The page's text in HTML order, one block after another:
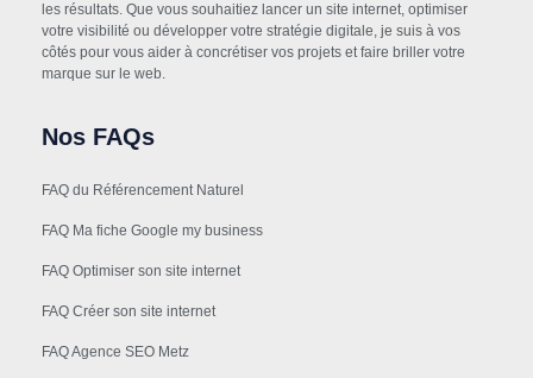
les résultats. Que vous souhaitiez lancer un site internet, optimiser
votre visibilité ou développer votre stratégie digitale, je suis à vos
côtés pour vous aider à concrétiser vos projets et faire briller votre
marque sur le web.
Nos FAQs
FAQ du Référencement Naturel
FAQ Ma fiche Google my business
FAQ Optimiser son site internet
FAQ Créer son site internet
FAQ Agence SEO Metz